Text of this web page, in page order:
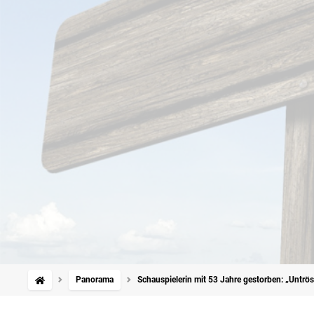
Panorama Schauspielerin mit 53 Jahre gestorben: